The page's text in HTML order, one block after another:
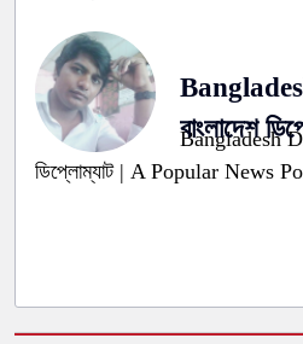
বাংলাদেশ
Bangladesh
ডিপ্লোম্যাট | A Popular News